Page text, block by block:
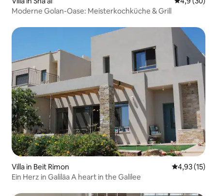
Moderne Golan-Oase: Meisterkochküche & Grill
Villa in Beit Rimon
4,93 (15)
Ein Herz in Galiläa A heart in the Galilee